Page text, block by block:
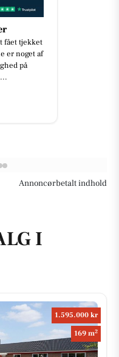
fået tjekket
er noget af
på
Annoncørbetalt indhold
I
1.595.000 kr
169 m2